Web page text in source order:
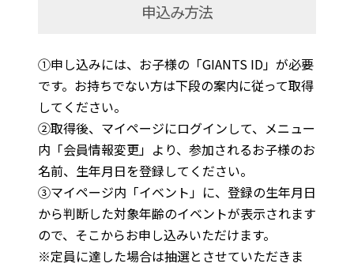
申込み方法
①申し込みには、お子様の「GIANTS ID」が必要
です。お持ちでない方は下段の案内に従って取得
してください。
②取得後、マイページにログインして、メニュー
内「会員情報変更」より、参加されるお子様のお
名前、生年月日を登録してください。
③マイページ内「イベント」に、登録の生年月日
から判断した対象年齢のイベントが表示されます
ので、そこからお申し込みいただけます。
※定員に達した場合は抽選とさせていただきま